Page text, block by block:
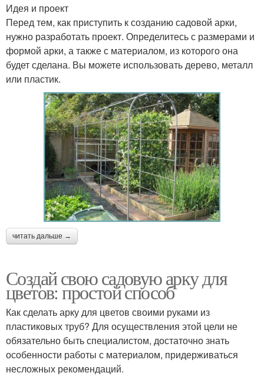
Идея и проект
Перед тем, как приступить к созданию садовой арки,
нужно разработать проект. Определитесь с размерами и
формой арки, а также с материалом, из которого она
будет сделана. Вы можете использовать дерево, металл
или пластик.
читать дальше →
Создай свою садовую арку для
цветов: простой способ
Как сделать арку для цветов своими руками из
пластиковых труб? Для осуществления этой цели не
обязательно быть специалистом, достаточно знать
особенности работы с материалом, придерживаться
несложных рекомендаций.